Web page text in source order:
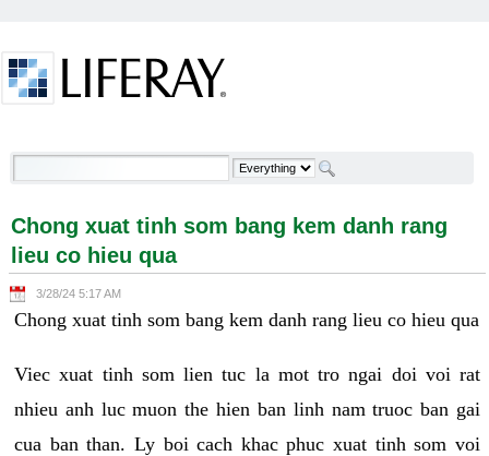
Chong xuat tinh som bang kem danh rang lieu co
Chong xuat tinh som bang kem danh rang
lieu co hieu qua
3/28/24 5:17 AM
Chong xuat tinh som bang kem danh rang lieu co hieu qua
Viec xuat tinh som lien tuc la mot tro ngai doi voi rat
nhieu anh luc muon the hien ban linh nam truoc ban gai
cua ban than. Ly boi cach khac phuc xuat tinh som voi